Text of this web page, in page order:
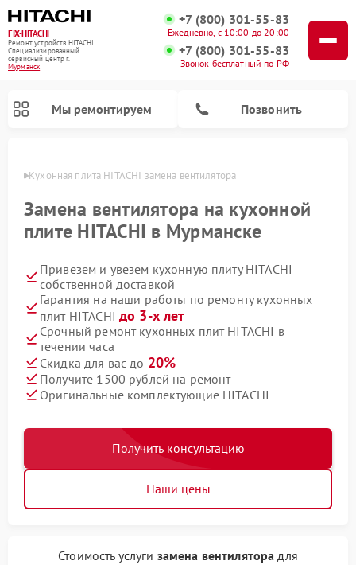
FIX-HITACHI
Ремонт устройств HITACHI
Специализированный
cервисный центр г.
Мурманск
+7 (800) 301-55-83
Ежедневно, с 10:00 до 20:00
+7 (800) 301-55-83
Звонок бесплатный по РФ
Мы ремонтируем Позвонить
Кухонная плита HITACHI замена вентилятора
Замена вентилятора на кухонной
плите HITACHI в Мурманске
Привезем и увезем кухонную плиту HITACHI
собственной доставкой
Гарантия на наши работы по ремонту кухонных
плит HITACHI до 3-х лет
Срочный ремонт кухонных плит HITACHI в
течении часа
Скидка для вас до 20%
Получите 1500 рублей на ремонт
Оригинальные комплектующие HITACHI
Получить консультацию
Наши цены
Стоимость услуги замена вентилятора для